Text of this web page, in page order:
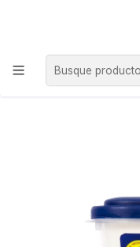
Estimados Clientes,
julio inclusive, no
horario de atención de
hrs.Agradecemos su
Inicio
Sal